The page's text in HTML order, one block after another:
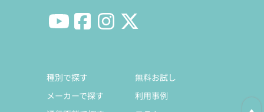
種別で探す
メーカーで探す
無料お試し
利用事例